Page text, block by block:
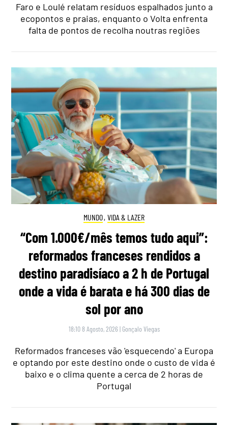
Faro e Loulé relatam resíduos espalhados junto a
ecopontos e praias, enquanto o Volta enfrenta
falta de pontos de recolha noutras regiões
MUNDO, VIDA & LAZER
“Com 1.000€/mês temos tudo aqui”:
reformados franceses rendidos a
destino paradisíaco a 2 h de Portugal
onde a vida é barata e há 300 dias de
sol por ano
18:10 8 Agosto, 2026 | Gonçalo Viegas
Reformados franceses vão 'esquecendo' a Europa
e optando por este destino onde o custo de vida é
baixo e o clima quente a cerca de 2 horas de
Portugal